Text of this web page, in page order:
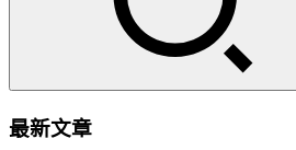
最新文章